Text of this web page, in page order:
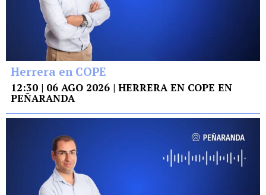
Herrera en COPE
12:30 | 06 AGO 2026 | HERRERA EN COPE EN
PEÑARANDA